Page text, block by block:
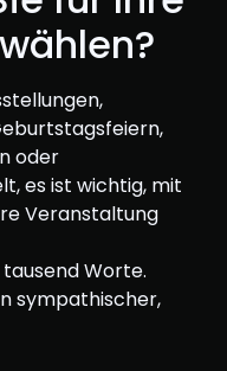
oder
es ist wichtig, mit
Veranstaltung
Worte.
sympathischer,